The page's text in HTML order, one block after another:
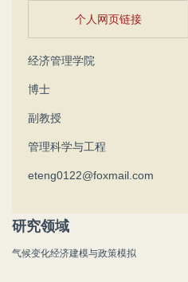
个人网页链接
经济管理学院
博士
副教授
管理科学与工程
eteng0122@foxmail.com
研究领域
气候变化经济建模与政策模拟